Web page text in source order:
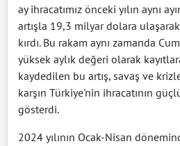
ay ihracatımız önceki yılın aynı
artışla 19,3 milyar dolara
kırdı. Bu rakam aynı zamanda
yüksek aylık değeri olarak
kaydedilen bu artış, savaş ve
karşın Türkiye'nin ihracatının
gösterdi.
2024 yılının Ocak-Nisan